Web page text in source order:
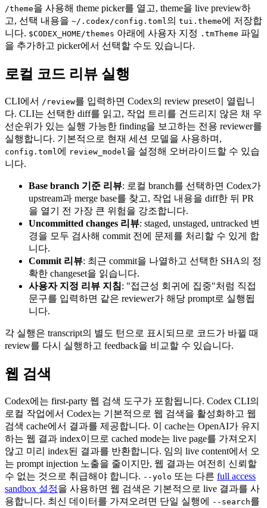
/theme을 사용해 theme picker를 열고, theme을 live preview하
고, 선택 내용을 ~/.codex/config.toml의 tui.theme에 저장합
니다. $CODEX_HOME/themes 아래에 사용자 지정 .tmTheme 파일
을 추가하고 picker에서 선택할 수도 있습니다.
로컬 코드 리뷰 실행
CLI에서 /review를 입력하면 Codex의 review preset이 열립니
다. CLI는 선택한 diff를 읽고, 작업 트리를 건드리지 않은 채 우
선순위가 있는 실행 가능한 finding을 보고하는 전용 reviewer를
실행합니다. 기본적으로 현재 세션 모델을 사용하며,
config.toml에 review_model을 설정해 오버라이드할 수 있습
니다.
Base branch 기준 리뷰: 로컬 branch를 선택하면 Codex가
upstream과 merge base를 찾고, 작업 내용을 diff한 뒤 PR
을 열기 전 가장 큰 위험을 강조합니다.
Uncommitted changes 리뷰: staged, unstaged, untracked 변
경을 모두 검사해 commit 전에 문제를 처리할 수 있게 합
니다.
Commit 리뷰: 최근 commit을 나열하고 선택한 SHA의 정
확한 changeset을 읽습니다.
사용자 지정 리뷰 지침: "접근성 회귀에 집중"처럼 직접
문구를 입력하면 같은 reviewer가 해당 prompt로 실행됩
니다.
각 실행은 transcript의 별도 턴으로 표시되므로 코드가 바뀔 때
review를 다시 실행하고 feedback을 비교할 수 있습니다.
웹 검색
Codex에는 first-party 웹 검색 도구가 포함됩니다. Codex CLI의
로컬 작업에서 Codex는 기본적으로 웹 검색을 활성화하고 웹
검색 cache에서 결과를 제공합니다. 이 cache는 OpenAI가 유지
하는 웹 결과 index이므로 cached mode는 live page를 가져오지
않고 미리 index된 결과를 반환합니다. 임의 live content에서 오
는 prompt injection 노출을 줄이지만, 웹 결과는 여전히 신뢰할
수 없는 것으로 취급해야 합니다. --yolo 또는 다른 full access
sandbox 설정을 사용하면 웹 검색은 기본적으로 live 결과를 사
용합니다. 최신 데이터를 가져오려면 단일 실행에
--search를